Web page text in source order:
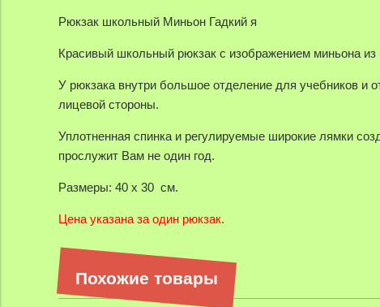
Рюкзак школьный Миньон Гадкий я
Красивый школьный рюкзак с изображением миньона из
У рюкзака внутри большое отделение для учебников и
лицевой стороны.
Уплотненная спинка и регулируемые широкие лямки
прослужит Вам не один год.
Размеры: 40 х 30 см.
Цена указана за один рюкзак.
Похожие товары